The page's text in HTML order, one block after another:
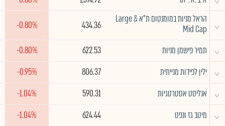
^
הראל מניות במומנטום ת"א Large &
Mid Cap
434.36
-0.80%
^ תמיר פישמן מניות 622.53
-0.80%
^ ילין לפידות מנייתית 806.37
-0.95%
^ אנליסט אסטרטגיות 590.31
-1.04%
^ מיטב גז ונפט 624.44
-1.04%